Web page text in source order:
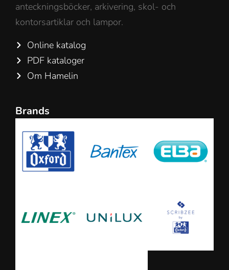
anteckningsböcker, arkivering, skol- och
kontorsartiklar och lampor.
Online katalog
PDF kataloger
Om Hamelin
Brands